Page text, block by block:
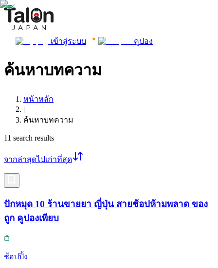
เข้าสู่ระบบ คูปอง
ค้นหาบทความ
หน้าหลัก
|
ค้นหาบทความ
11 search results
จากล่าสุดไปเก่าที่สุด
ปักหมุด 10 ร้านขายยา ญี่ปุ่น สายช้อปห้ามพลาด ของ
ถูก คูปองเพียบ
ช้อปปิ้ง